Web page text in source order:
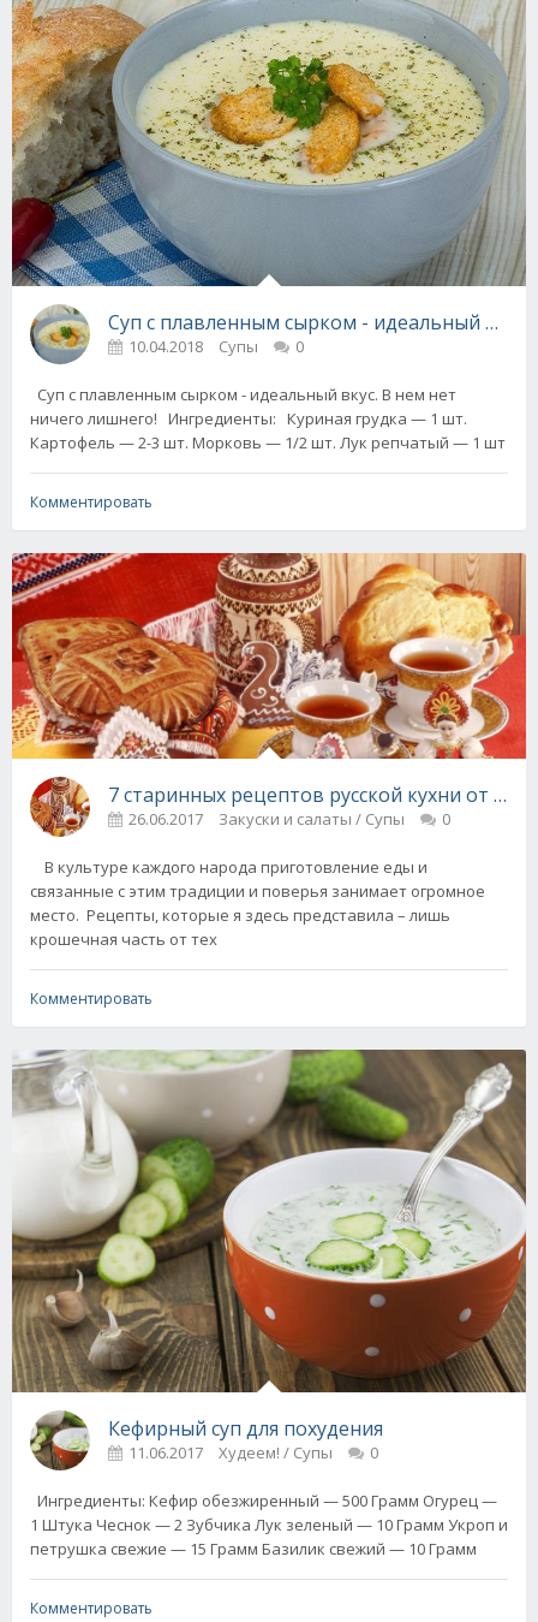
Суп с плавленным сырком - идеальный вкус
10.04.2018 Супы 0
Суп с плавленным сырком - идеальный вкус. В нем нет
ничего лишнего! Ингредиенты: Куриная грудка — 1 шт.
Картофель — 2-3 шт. Морковь — 1/2 шт. Лук репчатый — 1 шт
Комментировать
7 старинных рецептов русской кухни от
26.06.2017 Закуски и салаты / Супы 0
В культуре каждого народа приготовление еды и
связанные с этим традиции и поверья занимает огромное
место. Рецепты, которые я здесь представила – лишь
крошечная часть от тех
Комментировать
Кефирный суп для похудения
11.06.2017 Худеем! / Супы 0
Ингредиенты: Кефир обезжиренный — 500 Грамм Огурец —
1 Штука Чеснок — 2 Зубчика Лук зеленый — 10 Грамм Укроп и
петрушка свежие — 15 Грамм Базилик свежий — 10 Грамм
Комментировать